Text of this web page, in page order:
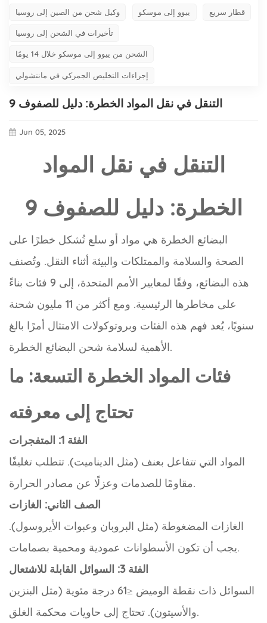
وكيل شحن من الصين إلى روسيا ييوو إلى موسكو قطار سريع
تأخيرات في الشحن إلى روسيا
الشحن من ييوو إلى موسكو خلال 14 يومًا
إجراءات التخليص الجمركي في مانتشولي
التنقل في نقل المواد الخطرة: دليل للصفوف 9
Jun 05, 2025
التنقل في نقل المواد
الخطرة: دليل للصفوف 9
البضائع الخطرة هي مواد أو سلع تُشكل خطرًا على
الصحة والسلامة والممتلكات والبيئة أثناء النقل. وتُصنف
هذه البضائع، وفقًا لمعايير الأمم المتحدة، إلى 9 فئات بناءً
على مخاطرها الرئيسية. ومع أكثر من 11 مليون شحنة
سنويًا، يُعد فهم هذه الفئات وبروتوكولات الامتثال أمرًا بالغ
الأهمية لسلامة شحن البضائع الخطرة.
فئات المواد الخطرة التسعة: ما
تحتاج إلى معرفته
الفئة 1: المتفجرات
المواد التي تتفاعل بعنف (مثل الديناميت). تتطلب تغليفًا
مقاومًا للصدمات وعزلًا عن مصادر الحرارة.
الصف الثاني: الغازات
الغازات المضغوطة (مثل البروبان وعبوات الأيروسول).
يجب أن تكون الأسطوانات عمودية ومحمية بصمامات.
الفئة 3: السوائل القابلة للاشتعال
السوائل ذات نقطة الوميض ≤61 درجة مئوية (مثل البنزين
والأسيتون). تحتاج إلى حاويات محكمة الغلق.